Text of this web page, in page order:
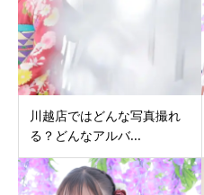
川越店ではどんな写真撮れ
る？どんなアルバ...